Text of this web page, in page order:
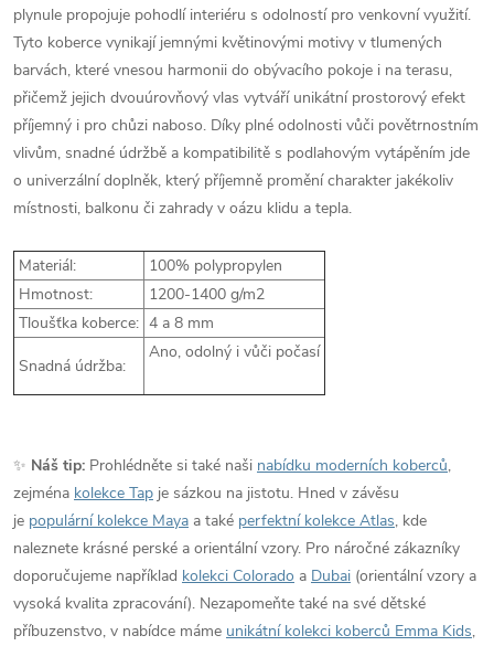
plynule propojuje pohodlí interiéru s odolností pro venkovní využití.
Tyto koberce vynikají jemnými květinovými motivy v tlumených
barvách, které vnesou harmonii do obývacího pokoje i na terasu,
přičemž jejich dvouúrovňový vlas vytváří unikátní prostorový efekt
příjemný i pro chůzi naboso. Díky plné odolnosti vůči povětrnostním
vlivům, snadné údržbě a kompatibilitě s podlahovým vytápěním jde
o univerzální doplněk, který příjemně promění charakter jakékoliv
místnosti, balkonu či zahrady v oázu klidu a tepla.
Materiál:
100% polypropylen
Hmotnost:
1200-1400 g/m2
Tloušťka koberce: 4 a 8 mm
Snadná údržba:
Ano, odolný i vůči počasí
✨ Náš tip: Prohlédněte si také naši nabídku moderních koberců,
zejména kolekce Tap je sázkou na jistotu. Hned v závěsu
je populární kolekce Maya a také perfektní kolekce Atlas, kde
naleznete krásné perské a orientální vzory. Pro náročné zákazníky
doporučujeme například kolekci Colorado a Dubai (orientální vzory a
vysoká kvalita zpracování). Nezapomeňte také na své dětské
příbuzenstvo, v nabídce máme unikátní kolekci koberců Emma Kids,